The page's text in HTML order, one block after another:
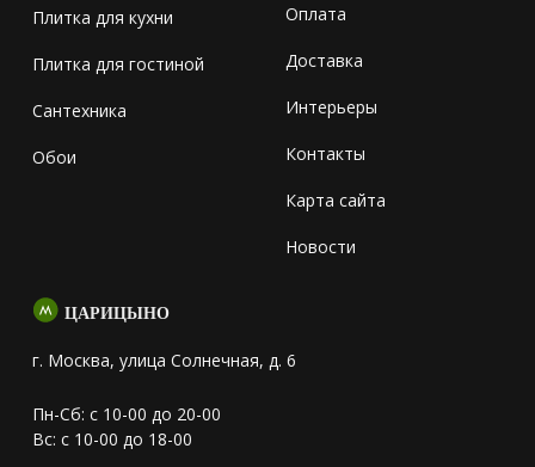
Плитка для кухни
Плитка для гостиной
Сантехника
Обои
Оплата
Доставка
Интерьеры
Контакты
Карта сайта
Новости
ЦАРИЦЫНО
г. Москва, улица Солнечная, д. 6
Пн-Сб: с 10-00 до 20-00
Вс: с 10-00 до 18-00